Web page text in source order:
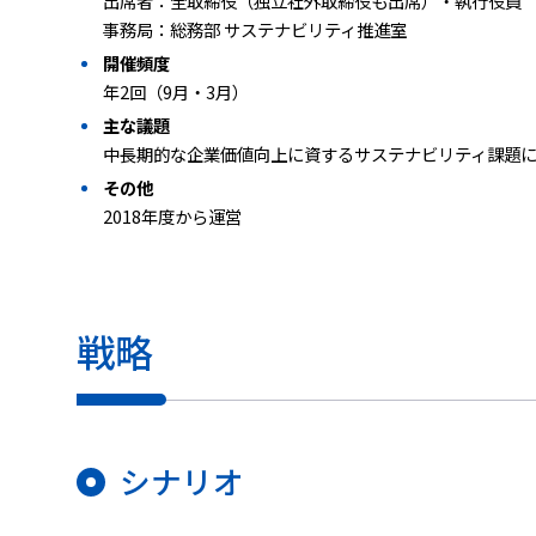
事務局：総務部 サステナビリティ推進室
開催頻度
年2回（9月・3月）
主な議題
中長期的な企業価値向上に資するサステナビリティ課題
その他
2018年度から運営
戦略
シナリオ